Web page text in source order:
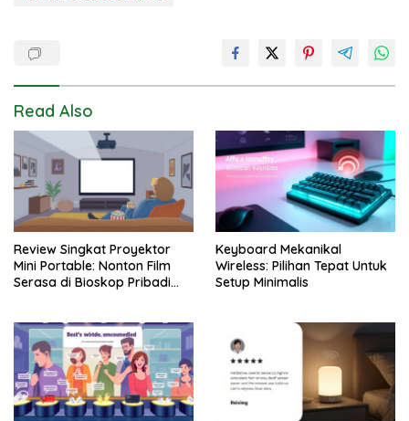
Read Also
Review Singkat Proyektor
Mini Portable: Nonton Film
Serasa di Bioskop Pribadi
Keyboard Mekanikal
Wireless: Pilihan Tepat Untuk
Setup Minimalis